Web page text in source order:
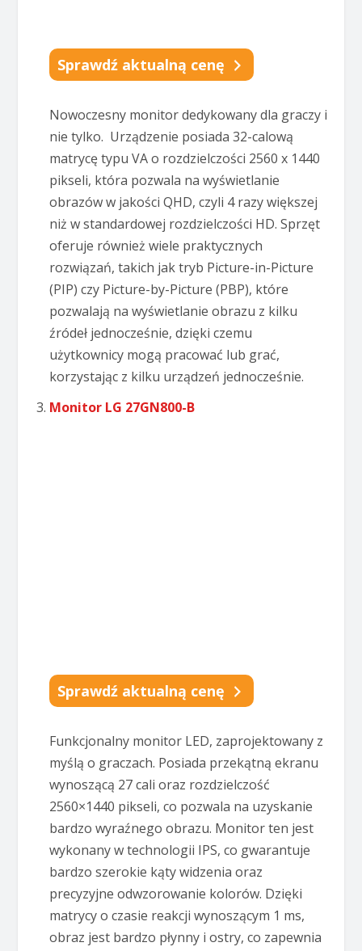
Sprawdź aktualną cenę
Nowoczesny monitor dedykowany dla graczy i
nie tylko. Urządzenie posiada 32-calową
matrycę typu VA o rozdzielczości 2560 x 1440
pikseli, która pozwala na wyświetlanie
obrazów w jakości QHD, czyli 4 razy większej
niż w standardowej rozdzielczości HD. Sprzęt
oferuje również wiele praktycznych
rozwiązań, takich jak tryb Picture-in-Picture
(PIP) czy Picture-by-Picture (PBP), które
pozwalają na wyświetlanie obrazu z kilku
źródeł jednocześnie, dzięki czemu
użytkownicy mogą pracować lub grać,
korzystając z kilku urządzeń jednocześnie.
Monitor LG 27GN800-B
Sprawdź aktualną cenę
Funkcjonalny monitor LED, zaprojektowany z
myślą o graczach. Posiada przekątną ekranu
wynoszącą 27 cali oraz rozdzielczość
2560×1440 pikseli, co pozwala na uzyskanie
bardzo wyraźnego obrazu. Monitor ten jest
wykonany w technologii IPS, co gwarantuje
bardzo szerokie kąty widzenia oraz
precyzyjne odwzorowanie kolorów. Dzięki
matrycy o czasie reakcji wynoszącym 1 ms,
obraz jest bardzo płynny i ostry, co zapewnia